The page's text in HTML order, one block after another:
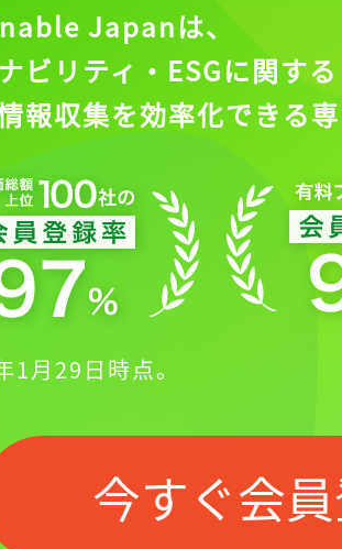
Japanは、
ビリティ・ESGに関する
報収集を効率化できる
月29日時点。
今すぐ会